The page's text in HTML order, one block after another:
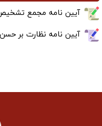
آیین نامه مجمع
آیین نامه نظارت بر